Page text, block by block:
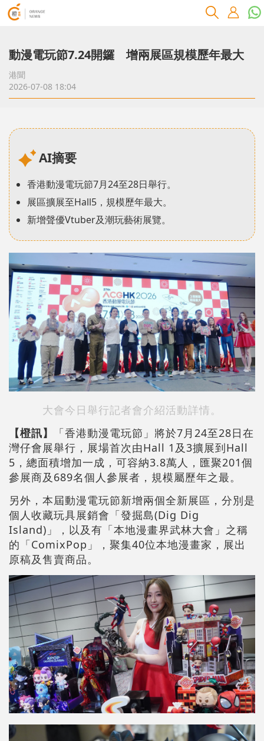
動漫電玩節7.24開鑼 增兩展區規模歷年最大
港聞
2026-07-08 18:04
AI摘要
香港動漫電玩節7月24至28日舉行。
展區擴展至Hall5，規模歷年最大。
新增聲優Vtuber及潮玩藝術展覽。
大會今日舉行記者會介紹活動詳情。
【橙訊】
「香港動漫電玩節」將於7月24至28日在
灣仔會展舉行，展場首次由Hall 1及3擴展到Hall
5，總面積增加一成，可容納3.8萬人，匯聚201個
參展商及689名個人參展者，規模屬歷年之最。
另外，本屆動漫電玩節新增兩個全新展區，分別是
個人收藏玩具展銷會「發掘島(Dig Dig
Island)」，以及有「本地漫畫界武林大會」之稱
的「ComixPop」，聚集40位本地漫畫家，展出
原稿及售賣商品。